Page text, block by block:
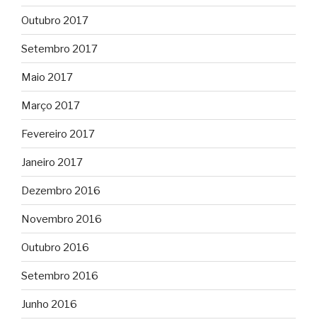
Outubro 2017
Setembro 2017
Maio 2017
Março 2017
Fevereiro 2017
Janeiro 2017
Dezembro 2016
Novembro 2016
Outubro 2016
Setembro 2016
Junho 2016